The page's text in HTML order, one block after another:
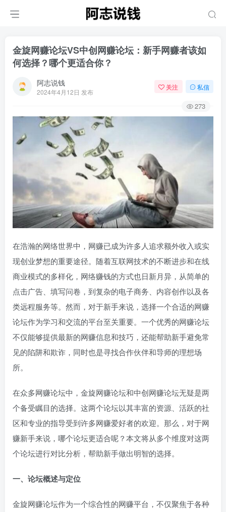
金旋网赚论坛VS中创网赚论坛：新手网赚者该如
何选择？哪个更适合你？
阿志说钱
2024年4月12日 发布
关注 私信
273
在浩瀚的网络世界中，网赚已成为许多人追求额外收入或实
现创业梦想的重要途径。随着互联网技术的不断进步和在线
商业模式的多样化，网络赚钱的方式也日新月异，从简单的
点击广告、填写问卷，到复杂的电子商务、内容创作以及各
类远程服务等。然而，对于新手来说，选择一个合适的网赚
论坛作为学习和交流的平台至关重要。一个优秀的网赚论坛
不仅能够提供最新的网赚信息和技巧，还能帮助新手避免常
见的陷阱和欺诈，同时也是寻找合作伙伴和导师的理想场
所。
在众多网赚论坛中，金旋网赚论坛和中创网赚论坛无疑是两
个备受瞩目的选择。这两个论坛以其丰富的资源、活跃的社
区和专业的指导受到许多网赚爱好者的欢迎。那么，对于网
赚新手来说，哪个论坛更适合呢？本文将从多个维度对这两
个论坛进行对比分析，帮助新手做出明智的选择。
一、论坛概述与定位
金旋网赚论坛作为一个综合性的网赚平台，不仅聚焦于各种